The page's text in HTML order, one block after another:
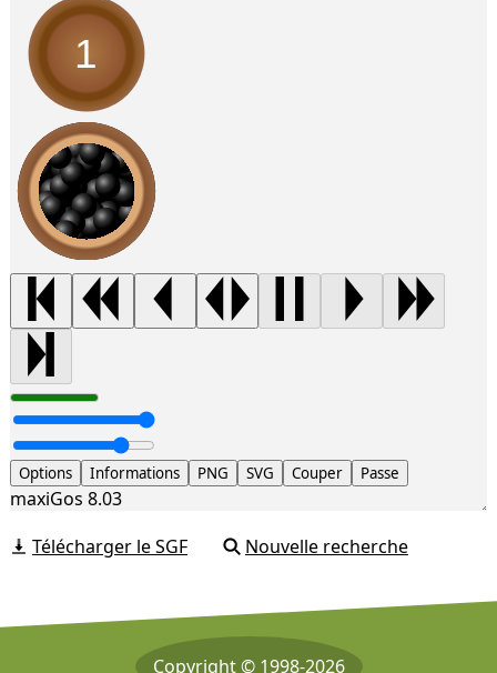
1
Options Informations PNG SVG Couper Passe
maxiGos 8.03
Télécharger le SGF
Nouvelle recherche
Copyright © 1998-2026